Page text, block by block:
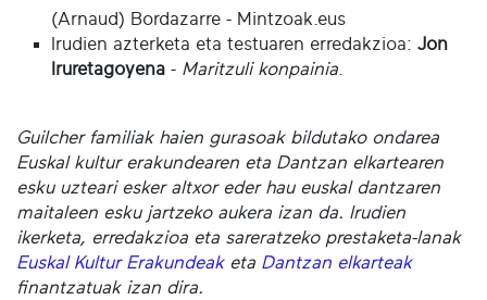
(Arnaud) Bordazarre - Mintzoak.eus
Irudien azterketa eta testuaren erredakzioa: Jon
Iruretagoyena - Maritzuli konpainia.
Guilcher familiak haien gurasoak bildutako ondarea
Euskal kultur erakundearen eta Dantzan elkartearen
esku uzteari esker altxor eder hau euskal dantzaren
maitaleen esku jartzeko aukera izan da. Irudien
ikerketa, erredakzioa eta sareratzeko prestaketa-lanak
Euskal Kultur Erakundeaketa Dantzan elkarteak
finantzatuak izan dira.